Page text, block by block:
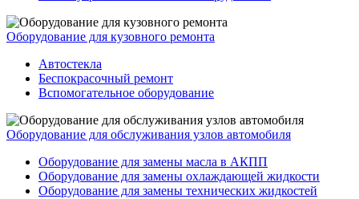
Оборудование для кузовного ремонта
Автостекла
Беспокрасочный ремонт
Вспомогательное оборудование
Оборудование для обслуживания узлов автомобиля
Оборудование для замены масла в АКПП
Оборудование для замены охлаждающей жидкости
Оборудование для замены технических жидкостей